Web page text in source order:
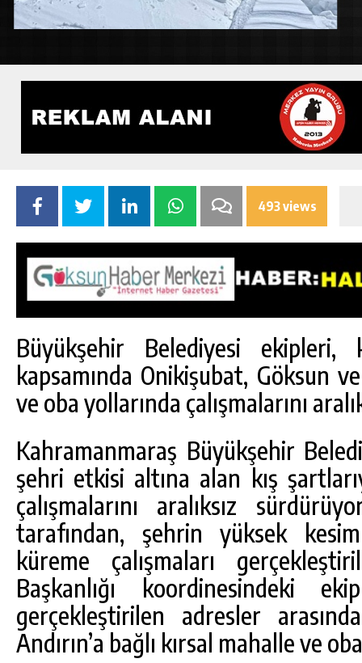
493 views
Büyükşehir Belediyesi ekipleri,
kapsamında Onikişubat, Göksun
ve oba yollarında çalışmalarını
Kahramanmaraş Büyükşehir
şehri etkisi altına alan kış
çalışmalarını aralıksız
tarafından, şehrin yüksek
küreme çalışmaları
Başkanlığı koordinesindeki
gerçekleştirilen adresler
Andırın’a bağlı kırsal mahalle ve
GÜNLÜK HABER AKIŞI
GÖKSUN HAFIZLIK KIZ KUR’AN KURSU
ÖĞRENCILERINE DARENDE GEZISI.